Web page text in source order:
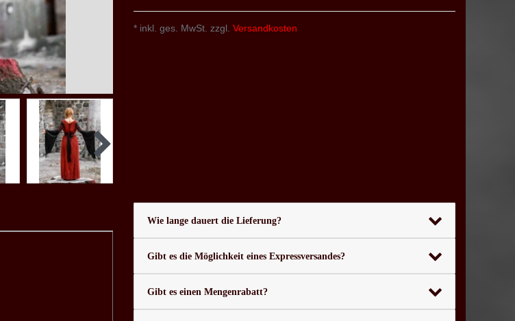
* inkl. ges. MwSt. zzgl. Versandkosten
Wie lange dauert die Lieferung?
Gibt es die Möglichkeit eines Expressversandes?
Gibt es einen Mengenrabatt?